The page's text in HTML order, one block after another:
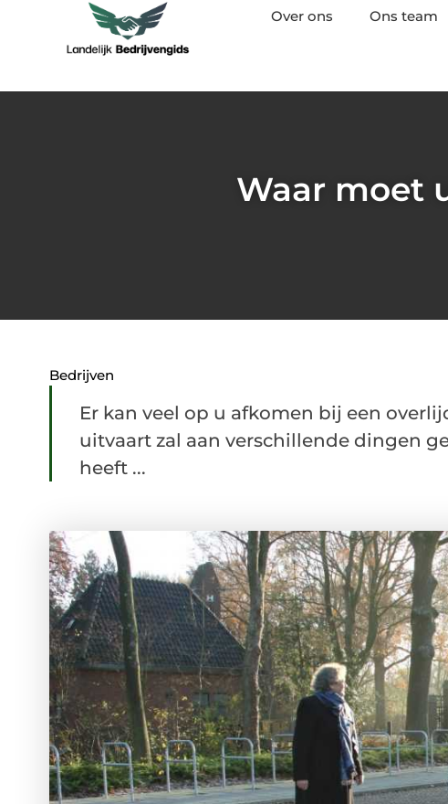
Over ons Ons team
Waar moet
Bedrijven
Er kan veel op u afkomen bij een
uitvaart zal aan verschillende dingen
heeft ...